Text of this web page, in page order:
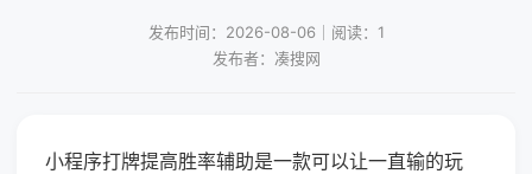
发布时间：2026-08-06｜阅读：1
发布者：凑搜网
小程序打牌提高胜率辅助是一款可以让一直输的玩